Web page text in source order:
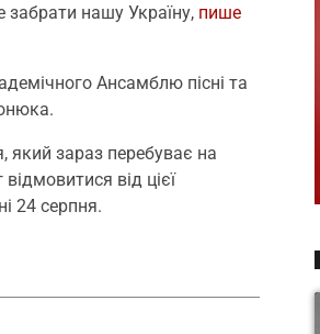
нашу Україну, пише
Ансамблю пісні та
який зараз перебуває на
від цієї
24 серпня.